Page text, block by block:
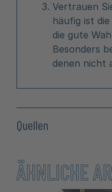
Vertrauen
häufig ist
die gute
Besonders
denen nicht
Quellen
ÄHNLICHE